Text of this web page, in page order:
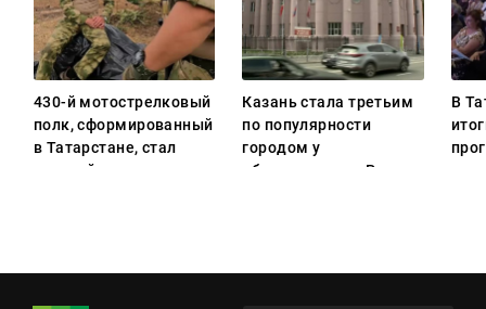
430-й мотострелковый
полк, сформированный
в Татарстане, стал
гвардейским
Казань стала третьим
по популярности
городом у
абитуриентов в России
В